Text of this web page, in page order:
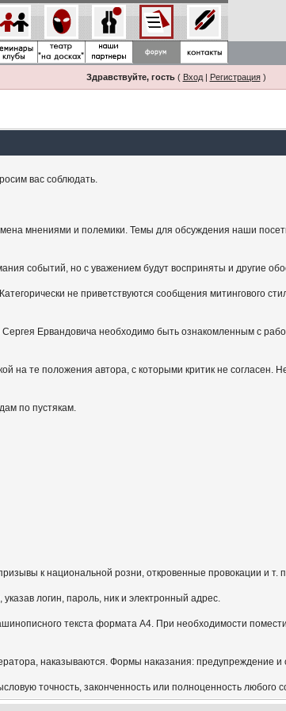
Здравствуйте, гость( Вход| Регистрация)
вас соблюдать.
мнениями и полемики. Темы для обсуждения наши
событий, но с уважением будут восприняты и другие
не приветствуются сообщения митингового
Сергея Ервандовича необходимо быть ознакомленным с
на те положения автора, с которыми критик не согласен.
по пустякам.
к национальной розни, откровенные провокации и т.
логин, пароль, ник и электронный адрес.
текста формата А4. При необходимости
наказываются. Формы наказания: предупреждение и
точность, законченность или полноценность любого